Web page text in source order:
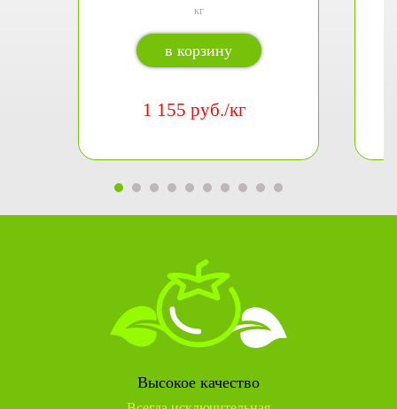
кг
в корзину
1 155 руб./кг
Высокое качество